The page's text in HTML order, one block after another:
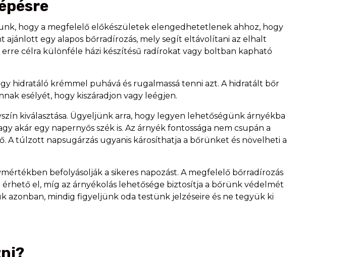
hogy a megfelelő előkészületek elengedhetetlenek ahhoz, hogy
ajánlott egy alapos bőrradírozás, mely segít eltávolítani az elhalt
célra különféle házi készítésű radírokat vagy boltban kapható
hidratáló krémmel puhává és rugalmassá tenni azt. A hidratált bőr
esélyét, hogy kiszáradjon vagy leégjen.
kiválasztása. Ügyeljünk arra, hogy legyen lehetőségünk árnyékba
akár egy napernyős szék is. Az árnyék fontossága nem csupán a
A túlzott napsugárzás ugyanis károsíthatja a bőrünket és növelheti a
befolyásolják a sikeres napozást. A megfelelő bőrradírozás
érhető el, míg az árnyékolás lehetősége biztosítja a bőrünk védelmét
azonban, mindig figyeljünk oda testünk jelzéseire és ne tegyük ki